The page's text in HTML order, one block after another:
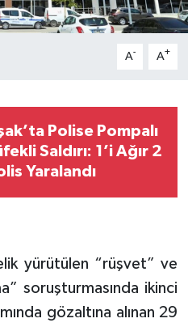
A- A+
Polise Pompalı
Saldırı: 1’i Ağır 2
Yaralandı
yürütülen “rüşvet” ve
soruşturmasında ikinci
gözaltına alınan 29